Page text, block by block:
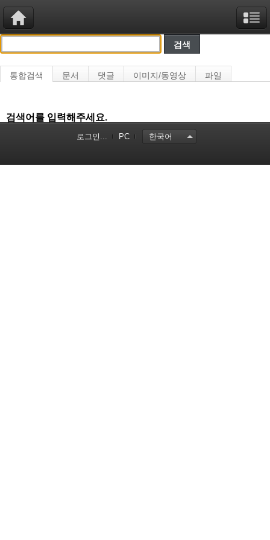
통합검색 문서 댓글 이미지/동영상 파일
검색어를 입력해주세요.
로그인... PC 한국어